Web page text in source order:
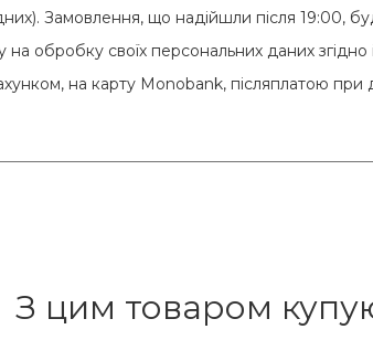
Замовлення, що надійшли після 19:00,
обробку своїх персональних даних
на карту Monobank, післяплатою
З цим товаром